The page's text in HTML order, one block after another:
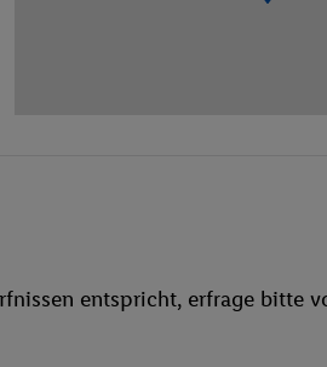
Sauna
entspricht, erfrage bitte